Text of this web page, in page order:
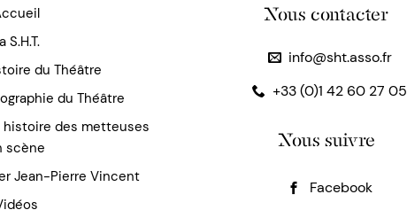
S.H.T.
du Théâtre
du Théâtre
histoire des metteuses
scène
Jean-Pierre Vincent
Nous contacter
info@sht.asso.fr
+33 (0)1 42 60 27 05
Nous suivre
Facebook